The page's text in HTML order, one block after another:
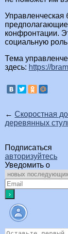
Управленческая
конфронтации.
социальную
Тема
здесь: https://
← Скоростная
деревянных
Подписаться
авторизуйтесь
Уведомить о